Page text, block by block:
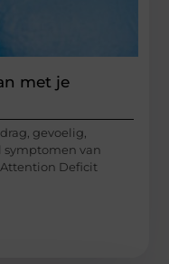
met je
gevoelig,
symptomen van
Deficit